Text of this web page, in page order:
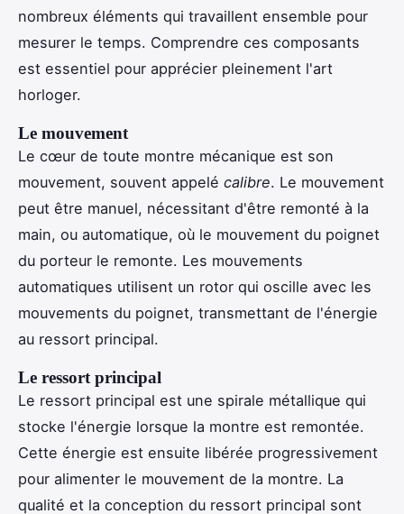
nombreux éléments qui travaillent ensemble pour
mesurer le temps. Comprendre ces composants
est essentiel pour apprécier pleinement l'art
horloger.
Le mouvement
Le cœur de toute montre mécanique est son
mouvement, souvent appelé calibre. Le mouvement
peut être manuel, nécessitant d'être remonté à la
main, ou automatique, où le mouvement du poignet
du porteur le remonte. Les mouvements
automatiques utilisent un rotor qui oscille avec les
mouvements du poignet, transmettant de l'énergie
au ressort principal.
Le ressort principal
Le ressort principal est une spirale métallique qui
stocke l'énergie lorsque la montre est remontée.
Cette énergie est ensuite libérée progressivement
pour alimenter le mouvement de la montre. La
qualité et la conception du ressort principal sont